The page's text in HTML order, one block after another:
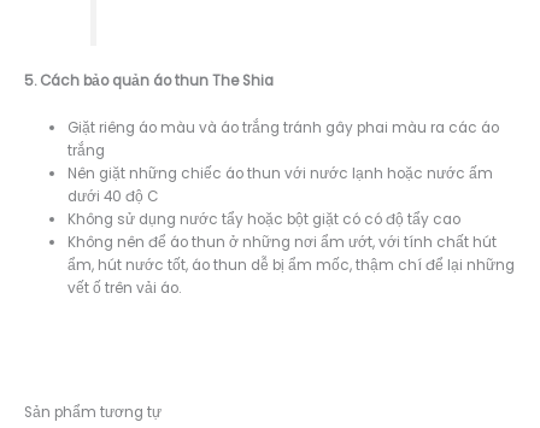
5. Cách bảo quản áo thun The Shia
Giặt riêng áo màu và áo trắng tránh gây phai màu ra các áo
trắng
Nên giặt những chiếc áo thun với nước lạnh hoặc nước ấm
dưới 40 độ C
Không sử dụng nước tẩy hoặc bột giặt có có độ tẩy cao
Không nên để áo thun ở những nơi ẩm ướt, với tính chất hút
ẩm, hút nước tốt, áo thun dễ bị ẩm mốc, thậm chí để lại những
vết ố trên vải áo.
Sản phẩm tương tự